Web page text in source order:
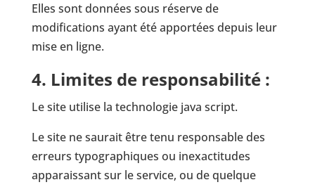
Elles sont données sous réserve de
modifications ayant été apportées depuis leur
mise en ligne.
4. Limites de responsabilité :
Le site utilise la technologie java script.
Le site ne saurait être tenu responsable des
erreurs typographiques ou inexactitudes
apparaissant sur le service, ou de quelque